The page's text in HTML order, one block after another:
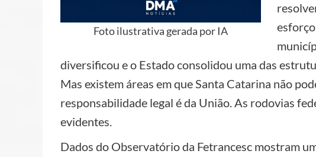
Foto ilustrativa gerada por IA
diversificou e o Estado consolidou uma das
Mas existem áreas em que Santa Catarina não
responsabilidade legal é da União. As rodovias
evidentes.
Dados do Observatório da Fetrancesc mostram